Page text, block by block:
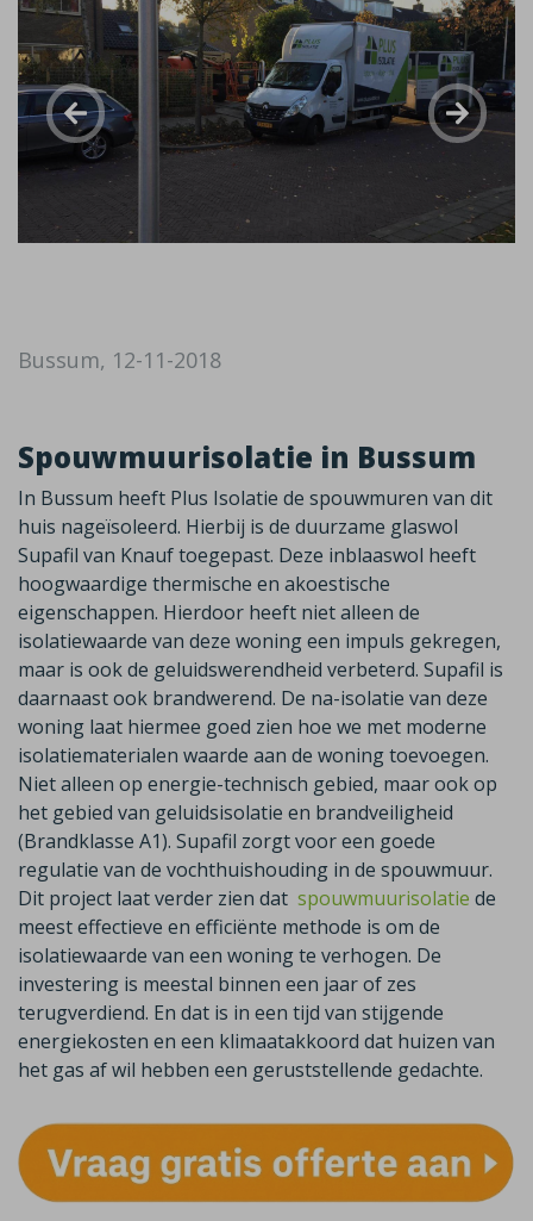
Bussum, 12-11-2018
Spouwmuurisolatie in Bussum
In Bussum heeft Plus Isolatie de spouwmuren van dit
huis nageïsoleerd. Hierbij is de duurzame glaswol
Supafil van Knauf toegepast. Deze inblaaswol heeft
hoogwaardige thermische en akoestische
eigenschappen. Hierdoor heeft niet alleen de
isolatiewaarde van deze woning een impuls gekregen,
maar is ook de geluidswerendheid verbeterd. Supafil is
daarnaast ook brandwerend. De na-isolatie van deze
woning laat hiermee goed zien hoe we met moderne
isolatiematerialen waarde aan de woning toevoegen.
Niet alleen op energie-technisch gebied, maar ook op
het gebied van geluidsisolatie en brandveiligheid
(Brandklasse A1). Supafil zorgt voor een goede
regulatie van de vochthuishouding in de spouwmuur.
Dit project laat verder zien dat spouwmuurisolatie de
meest effectieve en efficiënte methode is om de
isolatiewaarde van een woning te verhogen. De
investering is meestal binnen een jaar of zes
terugverdiend. En dat is in een tijd van stijgende
energiekosten en een klimaatakkoord dat huizen van
het gas af wil hebben een geruststellende gedachte.